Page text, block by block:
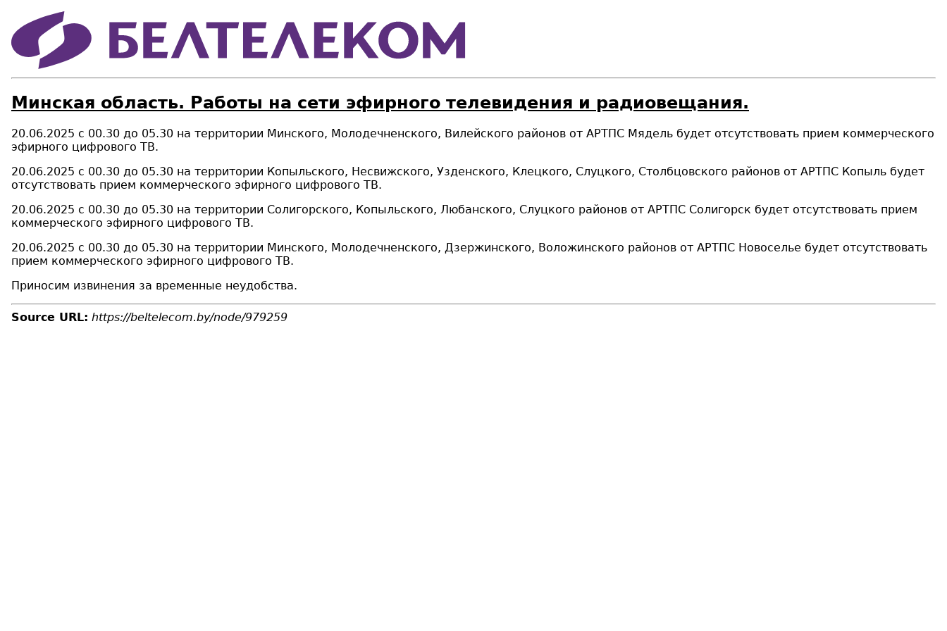
Минская область. Работы на сети эфирного телевидения и радиовещания.
20.06.2025 с 00.30 до 05.30 на территории Минского, Молодечненского, Вилейского районов от АРТПС Мядель будет отсутствовать прием коммерческого
эфирного цифрового ТВ.
20.06.2025 с 00.30 до 05.30 на территории Копыльского, Несвижского, Узденского, Клецкого, Слуцкого, Столбцовского районов от АРТПС Копыль будет
отсутствовать прием коммерческого эфирного цифрового ТВ.
20.06.2025 с 00.30 до 05.30 на территории Солигорского, Копыльского, Любанского, Слуцкого районов от АРТПС Солигорск будет отсутствовать прием
коммерческого эфирного цифрового ТВ.
20.06.2025 с 00.30 до 05.30 на территории Минского, Молодечненского, Дзержинского, Воложинского районов от АРТПС Новоселье будет отсутствовать
прием коммерческого эфирного цифрового ТВ.
Приносим извинения за временные неудобства.
Source URL: https://beltelecom.by/node/979259